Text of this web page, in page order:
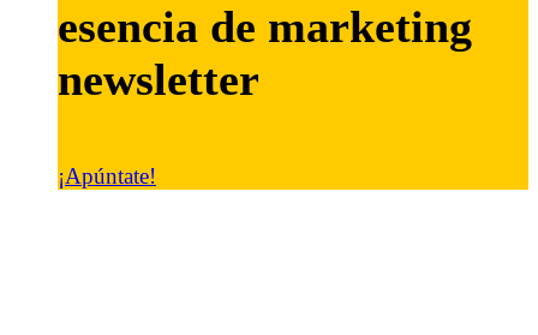
esencia de marketing
newsletter
¡Apúntate!